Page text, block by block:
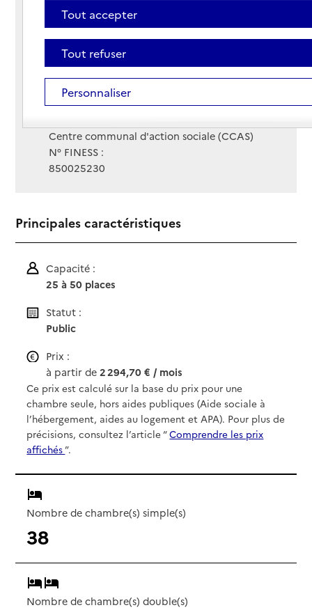
4 rue des Douves
Voir itinéraire
Téléphone :
Contact
Contact
Site Internet
Site internet non renseigné
Centre communal d'action sociale (CCAS)
N° FINESS :
850025230
Principales caractéristiques
Capacité :
25 à 50 places
Statut :
Public
Prix :
à partir de2 294,70 € / mois
Ce prix est calculé sur la base du prix pour une
chambre seule, hors aides publiques (Aide sociale à
l’hébergement, aides au logement et APA). Pour plus de
précisions, consultez l’article “Comprendre les prix
affichés”.
Nombre de chambre(s) simple(s)
38
Nombre de chambre(s) double(s)
Tout accepter
Tout refuser
Personnaliser